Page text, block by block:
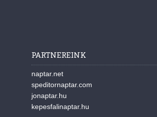
PARTNEREINK
naptar.net
speditornaptar.com
jonaptar.hu
kepesfalinaptar.hu